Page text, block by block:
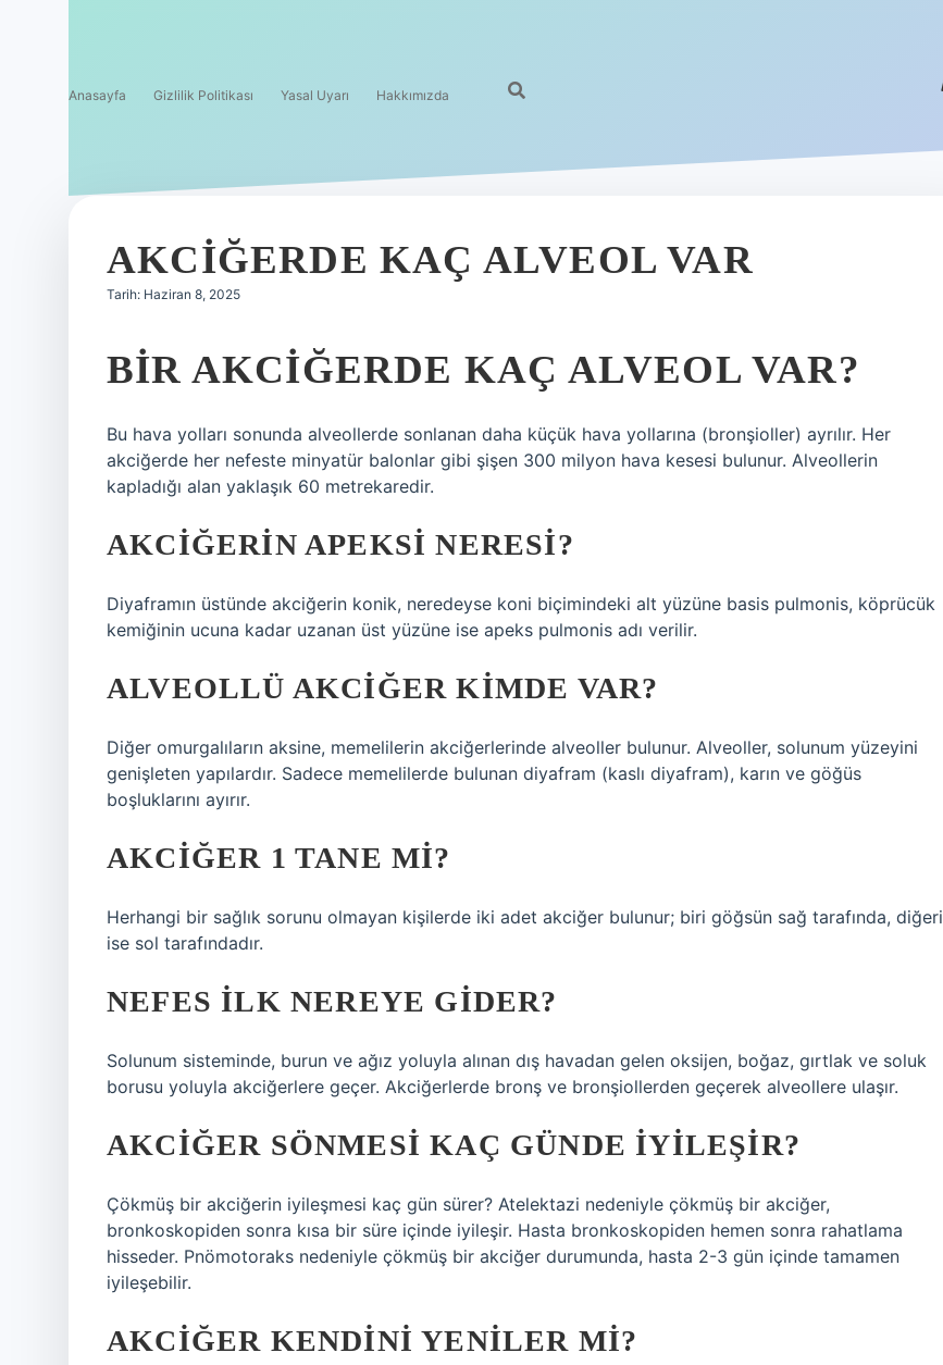
Anasayfa Gizlilik Politikası Yasal Uyarı Hakkımızda
AKCIĞERDE KAÇ ALVEOL VAR
Tarih: Haziran 8, 2025
BIR AKCIĞERDE KAÇ ALVEOL VAR?
Bu hava yolları sonunda alveollerde sonlanan daha küçük hava yollarına (bronşioller) ayrılır. Her
akciğerde her nefeste minyatür balonlar gibi şişen 300 milyon hava kesesi bulunur. Alveollerin
kapladığı alan yaklaşık 60 metrekaredir.
AKCIĞERIN APEKSI NERESI?
Diyaframın üstünde akciğerin konik, neredeyse koni biçimindeki alt yüzüne basis pulmonis, köprücük
kemiğinin ucuna kadar uzanan üst yüzüne ise apeks pulmonis adı verilir.
ALVEOLLÜ AKCIĞER KIMDE VAR?
Diğer omurgalıların aksine, memelilerin akciğerlerinde alveoller bulunur. Alveoller, solunum yüzeyini
genişleten yapılardır. Sadece memelilerde bulunan diyafram (kaslı diyafram), karın ve göğüs
boşluklarını ayırır.
AKCIĞER 1 TANE MI?
Herhangi bir sağlık sorunu olmayan kişilerde iki adet akciğer bulunur; biri göğsün sağ tarafında, diğeri
ise sol tarafındadır.
NEFES ILK NEREYE GIDER?
Solunum sisteminde, burun ve ağız yoluyla alınan dış havadan gelen oksijen, boğaz, gırtlak ve soluk
borusu yoluyla akciğerlere geçer. Akciğerlerde bronş ve bronşiollerden geçerek alveollere ulaşır.
AKCIĞER SÖNMESI KAÇ GÜNDE IYILEŞIR?
Çökmüş bir akciğerin iyileşmesi kaç gün sürer? Atelektazi nedeniyle çökmüş bir akciğer,
bronkoskopiden sonra kısa bir süre içinde iyileşir. Hasta bronkoskopiden hemen sonra rahatlama
hisseder. Pnömotoraks nedeniyle çökmüş bir akciğer durumunda, hasta 2-3 gün içinde tamamen
iyileşebilir.
AKCIĞER KENDINI YENILER MI?